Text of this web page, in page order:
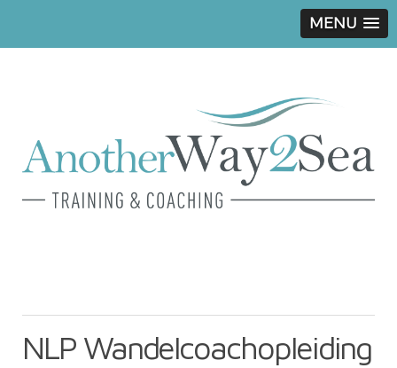
MENU
NLP Wandelcoachopleiding